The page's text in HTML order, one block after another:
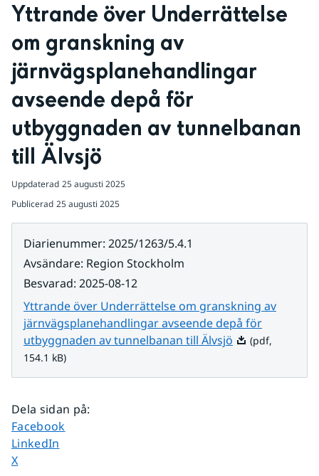
Yttrande över Underrättelse
om granskning av
järnvägsplanehandlingar
avseende depå för
utbyggnaden av tunnelbanan
till Älvsjö
Uppdaterad 25 augusti 2025
Publicerad 25 augusti 2025
Diarienummer: 2025/1263/5.4.1
Avsändare: Region Stockholm
Besvarad: 2025-08-12
Yttrande över Underrättelse om granskning av
järnvägsplanehandlingar avseende depå för
utbyggnaden av tunnelbanan till Älvsjö Pdf, 154.1 kB.
(pdf,
154.1 kB)
Dela sidan på:
Dela sidan på
Facebook
Dela sidan på
LinkedIn
Dela sidan på
X